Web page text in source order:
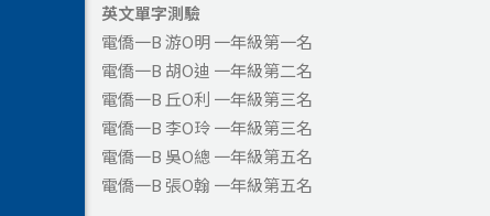
英文單字測驗
電僑一B 游O明 一年級第一名
電僑一B 胡O迪 一年級第二名
電僑一B 丘O利 一年級第三名
電僑一B 李O玲 一年級第三名
電僑一B 吳O總 一年級第五名
電僑一B 張O翰 一年級第五名